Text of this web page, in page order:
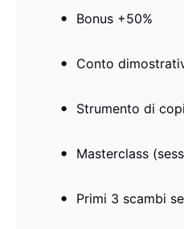
Bonus +50%
Conto
Strumento di
Masterclass
Primi 3 scambi